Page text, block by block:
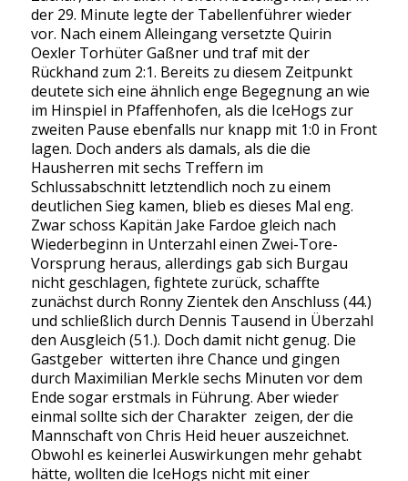
der 29. Minute legte der Tabellenführer wieder
vor. Nach einem Alleingang versetzte Quirin
Oexler Torhüter Gaßner und traf mit der
Rückhand zum 2:1. Bereits zu diesem Zeitpunkt
deutete sich eine ähnlich enge Begegnung an wie
im Hinspiel in Pfaffenhofen, als die IceHogs zur
zweiten Pause ebenfalls nur knapp mit 1:0 in Front
lagen. Doch anders als damals, als die die
Hausherren mit sechs Treffern im
Schlussabschnitt letztendlich noch zu einem
deutlichen Sieg kamen, blieb es dieses Mal eng.
Zwar schoss Kapitän Jake Fardoe gleich nach
Wiederbeginn in Unterzahl einen Zwei-Tore-
Vorsprung heraus, allerdings gab sich Burgau
nicht geschlagen, fightete zurück, schaffte
zunächst durch Ronny Zientek den Anschluss (44.)
und schließlich durch Dennis Tausend in Überzahl
den Ausgleich (51.). Doch damit nicht genug. Die
Gastgeber witterten ihre Chance und gingen
durch Maximilian Merkle sechs Minuten vor dem
Ende sogar erstmals in Führung. Aber wieder
einmal sollte sich der Charakter zeigen, der die
Mannschaft von Chris Heid heuer auszeichnet.
Obwohl es keinerlei Auswirkungen mehr gehabt
hätte, wollten die IceHogs nicht mit einer